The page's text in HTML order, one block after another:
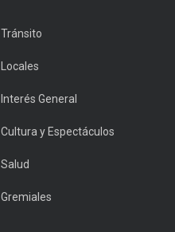
Tránsito
Locales
Interés General
Cultura y Espectáculos
Salud
Gremiales